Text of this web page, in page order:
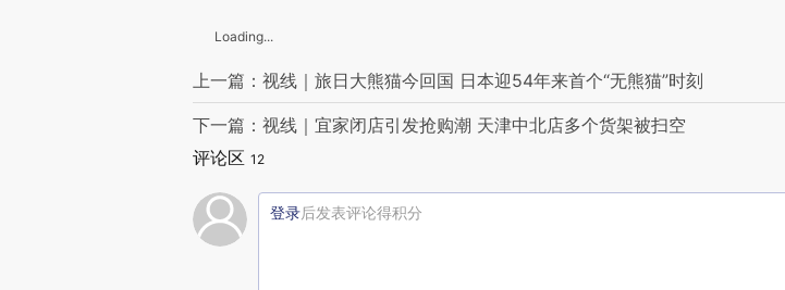
Loading...
上一篇：视线｜旅日大熊猫今回国 日本迎54年来首个“无熊猫”时刻
下一篇：视线｜宜家闭店引发抢购潮 天津中北店多个货架被扫空
评论区 12
登录后发表评论得积分